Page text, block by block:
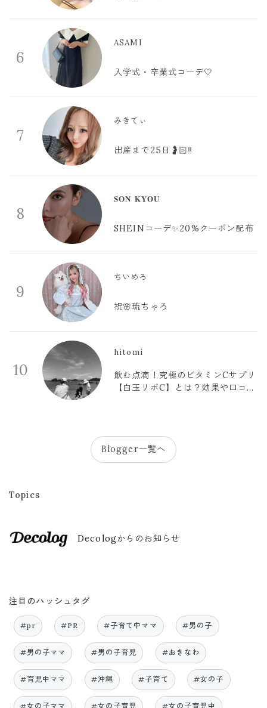
6
ASAMI
入学式・卒業式コーデ🤍
7
みきてぃ
出産まで25日🤰🏻‼️
8
𝐒𝐎𝐍 𝐊𝐘𝐎𝐔
SHEINコーデ✨20%クーポン配布
9
ちいめろ
祝🌸琉ちゃろ
10
hitomi
飲む点滴！究極のビタミンCサプリ
【白玉リポC】とは？効果や口コミ
Blogger一覧へ
Topics
Decologからのお知らせ
注目のハッシュタグ
#pr #PR #子育て中ママ #男の子
#男の子ママ #男の子育児 #おきなわ
#育児中ママ #沖縄 #子育て #女の子
#女の子ママ #女の子育児 #女の子育児中